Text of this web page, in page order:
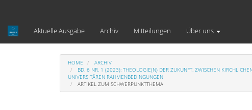
SidebarAktuelle Ausgabe Archiv Mitteilungen Über uns
HOME
ARCHIV
BD. 6 NR. 1 (2023): THEOLOGIE(N) DER ZUKUNFT. ZWISCHEN
UNIVERSITÄREN RAHMENBEDINGUNGEN
ARTIKEL ZUM SCHWERPUNKTTHEMA